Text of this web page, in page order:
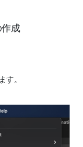
成
す。